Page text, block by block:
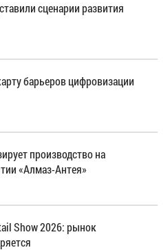
сценарии развития
барьеров цифровизации
производство на
«Алмаз-Антея»
Show 2026: рынок